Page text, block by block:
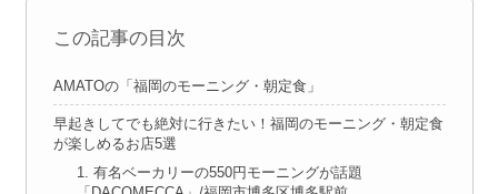
この記事の目次
AMATOの「福岡のモーニング・朝定食」
早起きしてでも絶対に行きたい！福岡のモーニング・朝定食
が楽しめるお店5選
1. 有名ベーカリーの550円モーニングが話題